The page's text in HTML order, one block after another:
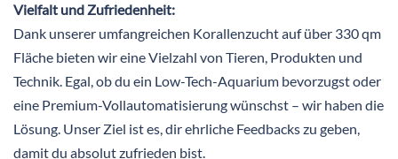
Vielfalt und Zufriedenheit:
Dank unserer umfangreichen Korallenzucht auf über 330 qm
Fläche bieten wir eine Vielzahl von Tieren, Produkten und
Technik. Egal, ob du ein Low-Tech-Aquarium bevorzugst oder
eine Premium-Vollautomatisierung wünschst – wir haben die
Lösung. Unser Ziel ist es, dir ehrliche Feedbacks zu geben,
damit du absolut zufrieden bist.